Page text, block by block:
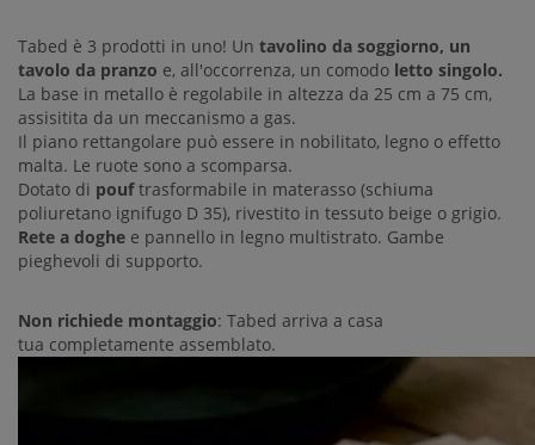
Tabed è 3 prodotti in uno! Un tavolino da soggiorno, un
tavolo da pranzo e, all'occorrenza, un comodo letto singolo.
La base in metallo è regolabile in altezza da 25 cm a 75 cm,
assisitita da un meccanismo a gas.
Il piano rettangolare può essere in nobilitato, legno o effetto
malta. Le ruote sono a scomparsa.
Dotato di pouftrasformabile in materasso (schiuma
poliuretano ignifugo D 35), rivestito in tessuto beige o grigio.
Rete a doghe e pannello in legno multistrato. Gambe
pieghevoli di supporto.
Non richiede montaggio: Tabed arriva a casa
tua completamente assemblato.